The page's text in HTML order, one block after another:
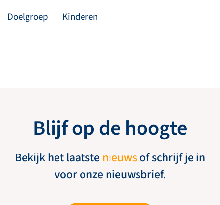
Doelgroep
Kinderen
Blijf op de hoogte
Bekijk het laatste nieuwsof schrijf je in
voor onze nieuwsbrief.